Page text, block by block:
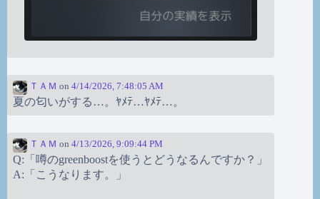
ＴＡＭ on 4/14/2026, 7:48:05 AM
夏の匂いがする…。ﾔﾒﾃ…ﾔﾒﾃ…。
ＴＡＭ on 4/13/2026, 9:09:44 PM
Q:「噂のgreenboostを使うとどうなるんですか？」
A:「こうなります。」